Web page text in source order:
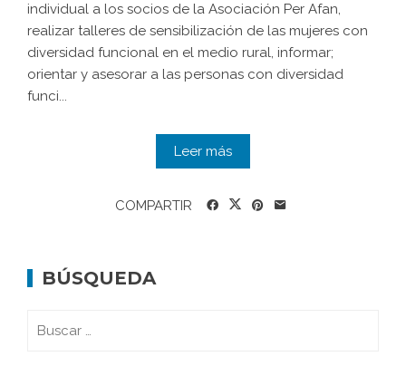
individual a los socios de la Asociación Per Afan,
realizar talleres de sensibilización de las mujeres con
diversidad funcional en el medio rural, informar;
orientar y asesorar a las personas con diversidad
funci...
Leer más
COMPARTIR
BÚSQUEDA